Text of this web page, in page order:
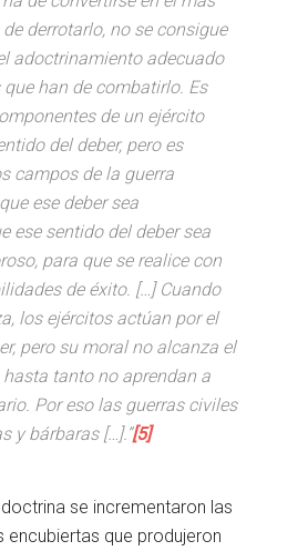
derrotarlo, no se consigue
adoctrinamiento adecuado
han de combatirlo. Es
de un ejército
del deber, pero es
campos de la guerra
ese deber sea
ese sentido del deber sea
para que se realice con
de éxito. […] Cuando
los ejércitos actúan por el
pero su moral no alcanza el
tanto no aprendan a
Por eso las guerras civiles
y bárbaras […].”[5]
se incrementaron las
encubiertas que produjeron